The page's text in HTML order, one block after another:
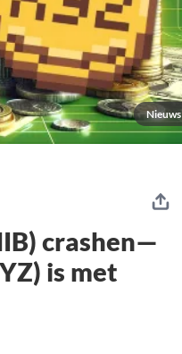
Nieuws
crashen—
is met